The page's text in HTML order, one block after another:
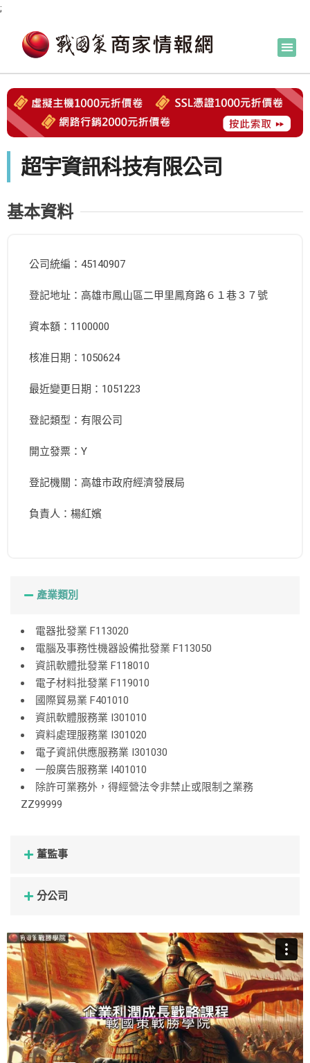
;
超宇資訊科技有限公司
基本資料
公司統編：45140907
登記地址：高雄市鳳山區二甲里鳳育路６１巷３７號
資本額：1100000
核准日期：1050624
最近變更日期：1051223
登記類型：有限公司
開立發票：Y
登記機關：高雄市政府經濟發展局
負責人：楊紅嬪
產業類別
電器批發業 F113020
電腦及事務性機器設備批發業 F113050
資訊軟體批發業 F118010
電子材料批發業 F119010
國際貿易業 F401010
資訊軟體服務業 I301010
資料處理服務業 I301020
電子資訊供應服務業 I301030
一般廣告服務業 I401010
除許可業務外，得經營法令非禁止或限制之業務
ZZ99999
董監事
分公司